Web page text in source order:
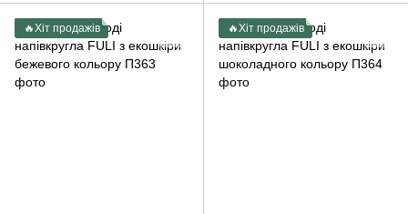
🔥Хіт продажів 🔥Хіт продажів